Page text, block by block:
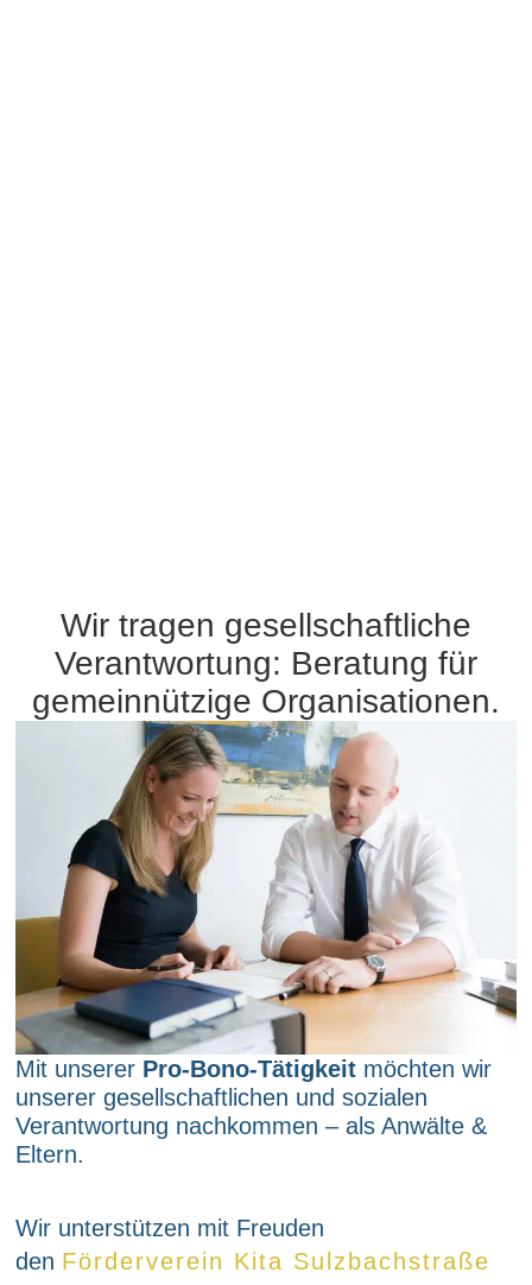
Wir tragen gesellschaftliche
Verantwortung: Beratung für
gemeinnützige Organisationen.
Mit unserer Pro-Bono-Tätigkeit möchten wir
unserer gesellschaftlichen und sozialen
Verantwortung nachkommen – als Anwälte &
Eltern.
Wir unterstützen mit Freuden
den Förderverein Kita Sulzbachstraße